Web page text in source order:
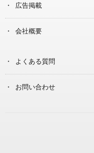
広告掲載
会社概要
よくある質問
お問い合わせ